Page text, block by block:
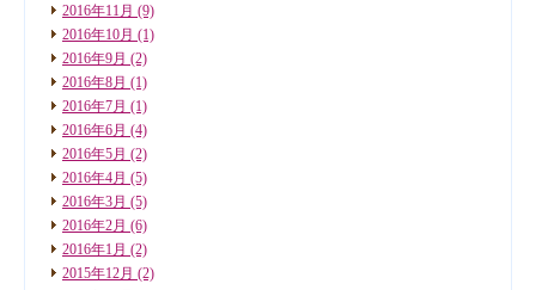
2016年11月 (9)
2016年10月 (1)
2016年9月 (2)
2016年8月 (1)
2016年7月 (1)
2016年6月 (4)
2016年5月 (2)
2016年4月 (5)
2016年3月 (5)
2016年2月 (6)
2016年1月 (2)
2015年12月 (2)